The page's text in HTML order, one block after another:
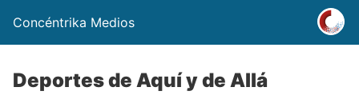
Concéntrika Medios
Deportes de Aquí y de Allá